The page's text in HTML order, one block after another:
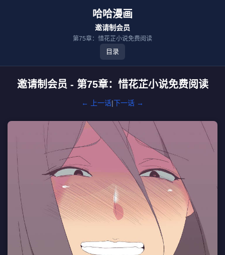
哈哈漫画
邀请制会员
第75章：惜花芷小说免费阅读
目录
邀请制会员 - 第75章：惜花芷小说免费阅读
← 上一话|下一话 →